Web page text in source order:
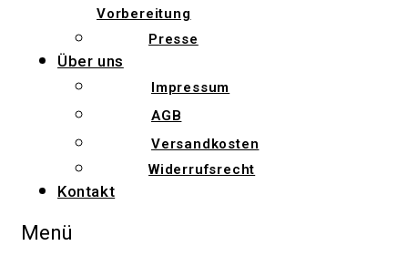
Vorbereitung
Presse
Über uns
Impressum
AGB
Versandkosten
Widerrufsrecht
Kontakt
Menü